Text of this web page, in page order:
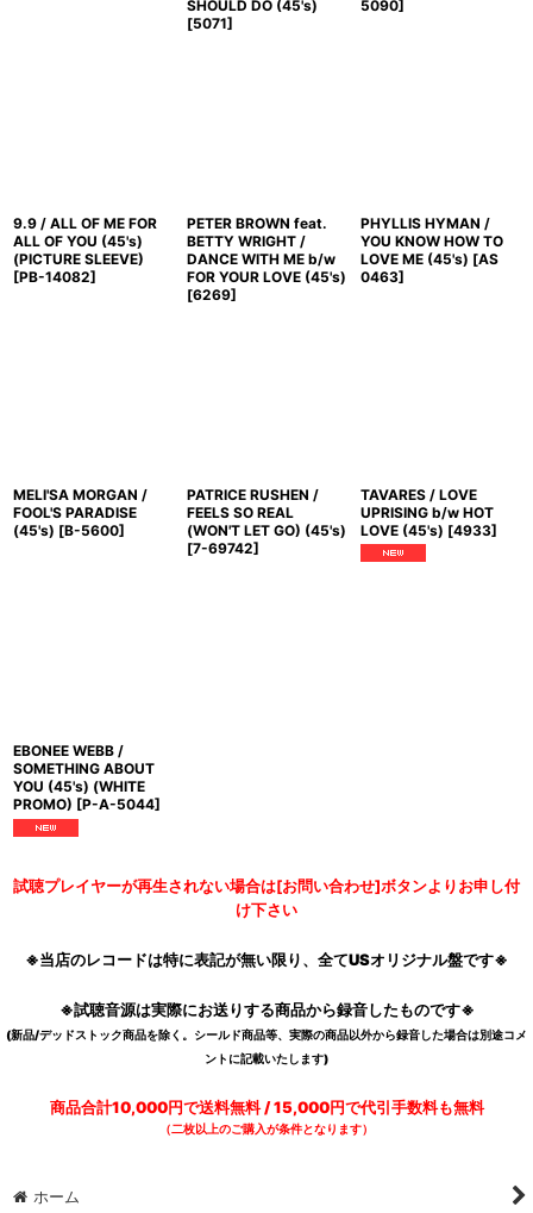
SHOULD DO (45's)
[5071]
5090]
9.9 / ALL OF ME FOR
ALL OF YOU (45's)
(PICTURE SLEEVE)
[PB-14082]
PETER BROWN feat.
BETTY WRIGHT /
DANCE WITH ME b/w
FOR YOUR LOVE (45's)
[6269]
PHYLLIS HYMAN /
YOU KNOW HOW TO
LOVE ME (45's) [AS
0463]
MELI'SA MORGAN /
FOOL'S PARADISE
(45's) [B-5600]
PATRICE RUSHEN /
FEELS SO REAL
(WON'T LET GO) (45's)
[7-69742]
TAVARES / LOVE
UPRISING b/w HOT
LOVE (45's) [4933]
EBONEE WEBB /
SOMETHING ABOUT
YOU (45's) (WHITE
PROMO) [P-A-5044]
試聴プレイヤーが再生されない場合は[お問い合わせ]ボタンよりお申し付
け下さい
※当店のレコードは特に表記が無い限り、全てUSオリジナル盤です※
※試聴音源は実際にお送りする商品から録音したものです※
(新品/デッドストック商品を除く。シールド商品等、実際の商品以外から録音した場合は別途コメ
ントに記載いたします)
商品合計10,000円で送料無料 / 15,000円で代引手数料も無料
（二枚以上のご購入が条件となります）
ホーム